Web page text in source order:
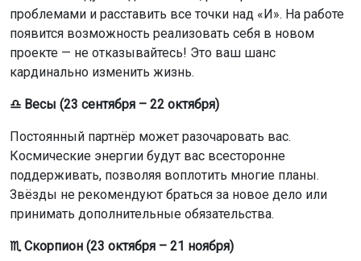
проблемами и расставить все точки над «И». На работе
появится возможность реализовать себя в новом
проекте — не отказывайтесь! Это ваш шанс
кардинально изменить жизнь.
♎ Весы (23 сентября – 22 октября)
Постоянный партнёр может разочаровать вас.
Космические энергии будут вас всесторонне
поддерживать, позволяя воплотить многие планы.
Звёзды не рекомендуют браться за новое дело или
принимать дополнительные обязательства.
♏ Скорпион (23 октября – 21 ноября)